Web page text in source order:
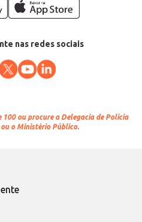
nas redes sociais
100 ou procure a Delegacia de Polícia
o Ministério Público.